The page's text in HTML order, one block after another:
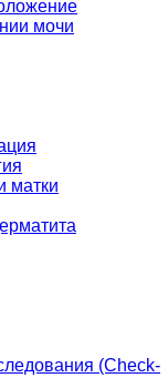
мочи
матки
(Check-